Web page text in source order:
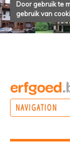
Door gebruik te
gebruik van
NAVIGATION